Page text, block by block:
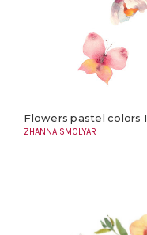
Flowers pastel colors I
ZHANNA SMOLYAR